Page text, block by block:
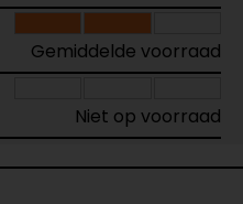
Gemiddelde voorraad
Niet op voorraad